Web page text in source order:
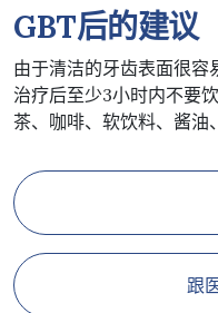
GBT后的建议
由于清洁的牙齿表面很容
治疗后至少3小时内不要
茶、咖啡、软饮料、酱油
跟